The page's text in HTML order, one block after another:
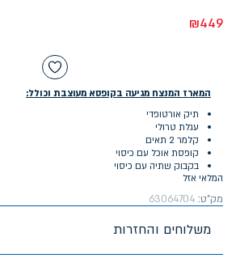
₪449
המארז המנצח מגיעה בקופסא מעוצבת וכולל:
תיק אורטופדי
עגלת טרולי
קלמר 2 תאים
קופסת אוכל עם כיסוי
בקבוק שתיה עם כיסוי
המלאי אזל
מק"ט: 63064704
משלוחים והחזרות